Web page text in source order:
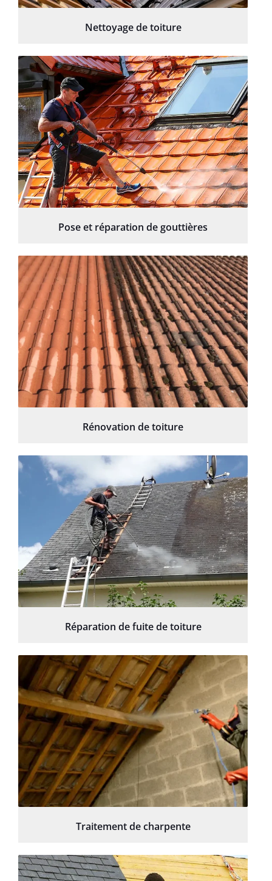
Nettoyage de toiture
Pose et réparation de gouttières
Rénovation de toiture
Réparation de fuite de toiture
Traitement de charpente